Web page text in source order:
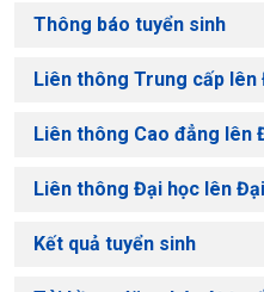
Thông báo tuyển sinh
Liên thông Trung cấp lên
Liên thông Cao đẳng lên
Liên thông Đại học lên
Kết quả tuyển sinh